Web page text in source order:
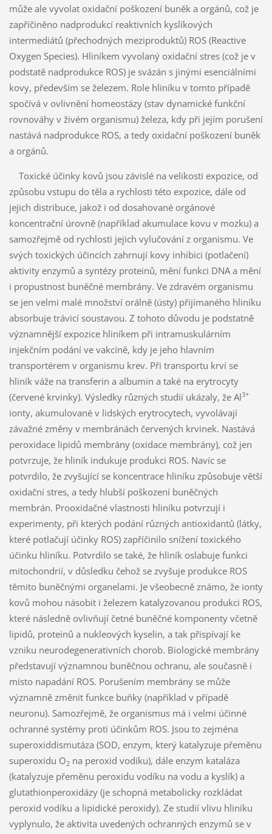
může ale vyvolat oxidační poškození buněk a orgánů, což je
zapříčiněno nadprodukcí reaktivních kyslíkových
intermediátů (přechodných meziproduktů) ROS (Reactive
Oxygen Species). Hliníkem vyvolaný oxidační stres (což je v
podstatě nadprodukce ROS) je svázán s jinými esenciálními
kovy, především se železem. Role hliníku v tomto případě
spočívá v ovlivnění homeostázy (stav dynamické funkční
rovnováhy v živém organismu) železa, kdy při jejím porušení
nastává nadprodukce ROS, a tedy oxidační poškození buněk
a orgánů.
Toxické účinky kovů jsou závislé na velikosti expozice, od
způsobu vstupu do těla a rychlosti této expozice, dále od
jejich distribuce, jakož i od dosahované orgánové
koncentrační úrovně (například akumulace kovu v mozku) a
samozřejmě od rychlosti jejich vylučování z organismu. Ve
svých toxických účincích zahrnují kovy inhibici (potlačení)
aktivity enzymů a syntézy proteinů, mění funkci DNA a mění
i propustnost buněčné membrány. Ve zdravém organismu
se jen velmi malé množství orálně (ústy) přijímaného hliníku
absorbuje trávicí soustavou. Z tohoto důvodu je podstatně
významnější expozice hliníkem při intramuskulárním
injekčním podání ve vakcíně, kdy je jeho hlavním
transportérem v organismu krev. Při transportu krví se
hliník váže na transferin a albumin a také na erytrocyty
(červené krvinky). Výsledky různých studií ukázaly, že Al3+
ionty, akumulované v lidských erytrocytech, vyvolávají
závažné změny v membránách červených krvinek. Nastává
peroxidace lipidů membrány (oxidace membrány), což jen
potvrzuje, že hliník indukuje produkci ROS. Navíc se
potvrdilo, že zvyšující se koncentrace hliníku způsobuje větší
oxidační stres, a tedy hlubší poškození buněčných
membrán. Prooxidačné vlastnosti hliníku potvrzují i ​​
experimenty, při kterých podání různých antioxidantů (látky,
které potlačují účinky ROS) zapříčinilo snížení toxického
účinku hliníku. Potvrdilo se také, že hliník oslabuje funkci
mitochondrií, v důsledku čehož se zvyšuje produkce ROS
těmito buněčnými organelami. Je všeobecně známo, že ionty
kovů mohou násobit i železem katalyzovanou produkci ROS,
které následně ovlivňují četné buněčné komponenty včetně
lipidů, proteinů a nukleových kyselin, a tak přispívají ke
vzniku neurodegenerativních chorob. Biologické membrány
představují významnou buněčnou ochranu, ale současně i
místo napadání ROS. Porušením membrány se může
významně změnit funkce buňky (například v případě
neuronu). Samozřejmě, že organismus má i velmi účinné
ochranné systémy proti účinkům ROS. Jsou to zejména
superoxiddismutáza (SOD, enzym, který katalyzuje přeměnu
superoxidu O2na peroxid vodíku), dále enzym kataláza
(katalyzuje přeměnu peroxidu vodíku na vodu a kyslík) a
glutathionperoxidázy (je schopná metabolicky rozkládat
peroxid vodíku a lipidické peroxidy). Ze studií vlivu hliníku
vyplynulo, že aktivita uvedených ochranných enzymů se v